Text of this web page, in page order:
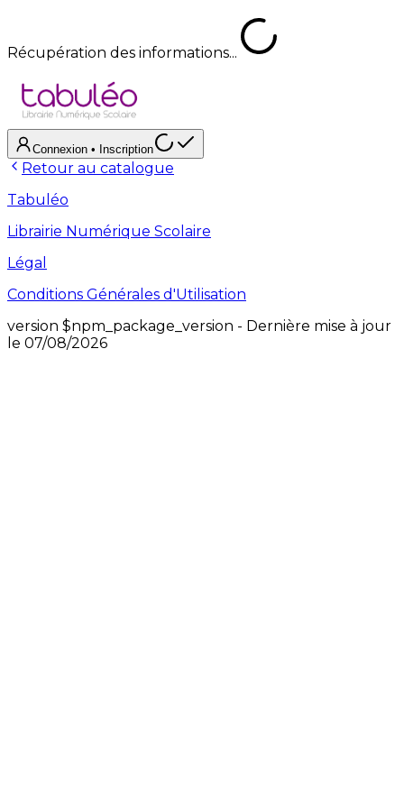
Récupération des informations...
Connexion • Inscription
Retour au catalogue
Tabuléo
Librairie Numérique Scolaire
Légal
Conditions Générales d'Utilisation
version $npm_package_version - Dernière mise à jour
le 07/08/2026